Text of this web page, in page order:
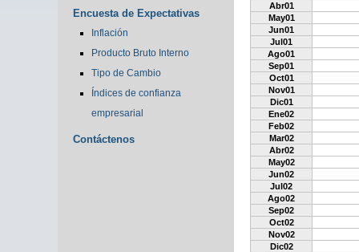
Encuesta de Expectativas
Inflación
Producto Bruto Interno
Tipo de Cambio
Índices de confianza
empresarial
Contáctenos
Abr01
May01
Jun01
Jul01
Ago01
Sep01
Oct01
Nov01
Dic01
Ene02
Feb02
Mar02
Abr02
May02
Jun02
Jul02
Ago02
Sep02
Oct02
Nov02
Dic02